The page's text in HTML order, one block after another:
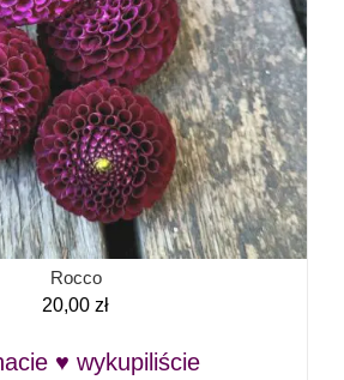
Rocco
20,00 zł
♥ wykupiliście